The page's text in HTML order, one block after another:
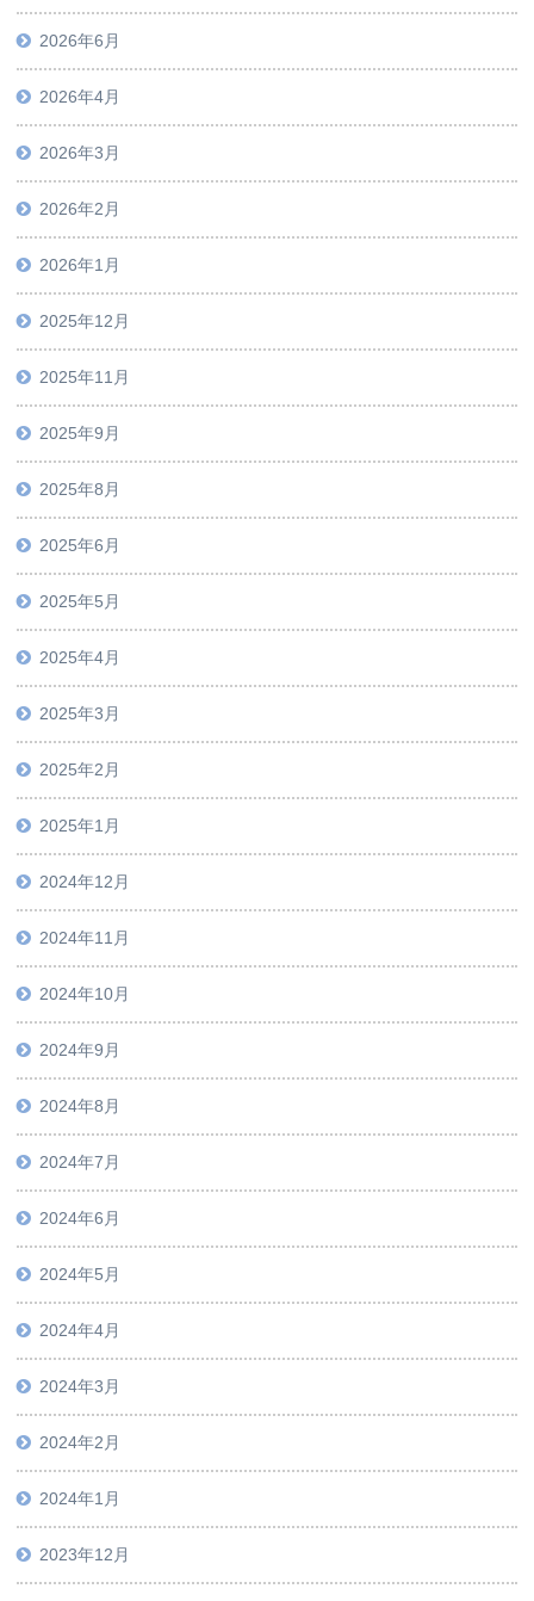
2026年6月
2026年4月
2026年3月
2026年2月
2026年1月
2025年12月
2025年11月
2025年9月
2025年8月
2025年6月
2025年5月
2025年4月
2025年3月
2025年2月
2025年1月
2024年12月
2024年11月
2024年10月
2024年9月
2024年8月
2024年7月
2024年6月
2024年5月
2024年4月
2024年3月
2024年2月
2024年1月
2023年12月